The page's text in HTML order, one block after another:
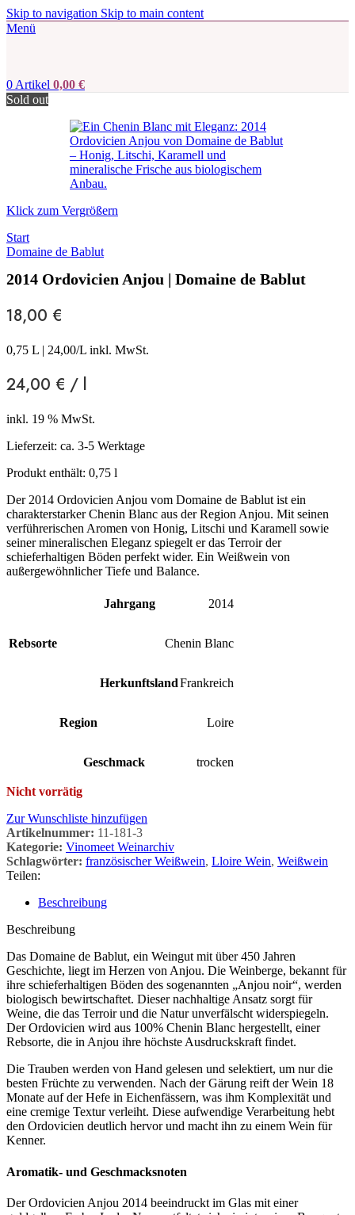
Skip to navigation Skip to main content
Menü
0 Artikel 0,00 €
Sold out
Klick zum Vergrößern
Start
Domaine de Bablut
2014 Ordovicien Anjou | Domaine de Bablut
18,00 €
0,75 L | 24,00/L inkl. MwSt.
24,00 € / l
inkl. 19 % MwSt.
Lieferzeit: ca. 3-5 Werktage
Produkt enthält: 0,75 l
Der 2014 Ordovicien Anjou vom Domaine de Bablut ist ein
charakterstarker Chenin Blanc aus der Region Anjou. Mit seinen
verführerischen Aromen von Honig, Litschi und Karamell sowie
seiner mineralischen Eleganz spiegelt er das Terroir der
schieferhaltigen Böden perfekt wider. Ein Weißwein von
außergewöhnlicher Tiefe und Balance.
Jahrgang 2014
Rebsorte Chenin Blanc
HerkunftslandFrankreich
Region Loire
Geschmack trocken
Nicht vorrätig
Zur Wunschliste hinzufügen
Artikelnummer: 11-181-3
Kategorie: Vinomeet Weinarchiv
Schlagwörter: französischer Weißwein, Lloire Wein, Weißwein
Teilen:
Beschreibung
Beschreibung
Das Domaine de Bablut, ein Weingut mit über 450 Jahren
Geschichte, liegt im Herzen von Anjou. Die Weinberge, bekannt für
ihre schieferhaltigen Böden des sogenannten „Anjou noir“, werden
biologisch bewirtschaftet. Dieser nachhaltige Ansatz sorgt für
Weine, die das Terroir und die Natur unverfälscht widerspiegeln.
Der Ordovicien wird aus 100% Chenin Blanc hergestellt, einer
Rebsorte, die in Anjou ihre höchste Ausdruckskraft findet.
Die Trauben werden von Hand gelesen und selektiert, um nur die
besten Früchte zu verwenden. Nach der Gärung reift der Wein 18
Monate auf der Hefe in Eichenfässern, was ihm Komplexität und
eine cremige Textur verleiht. Diese aufwendige Verarbeitung hebt
den Ordovicien deutlich hervor und macht ihn zu einem Wein für
Kenner.
Aromatik- und Geschmacksnoten
Der Ordovicien Anjou 2014 beeindruckt im Glas mit einer